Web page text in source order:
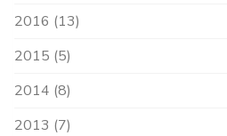
2016 (13)
2015 (5)
2014 (8)
2013 (7)